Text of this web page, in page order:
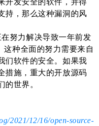
开发安全的软件，并得
持，那么这种漏洞的风
努力解决导致一年前发
这种全面的努力需要来自
们软件的安全。如果我
措施，重大的开放源码
的世界。
2021/12/16/open-source-